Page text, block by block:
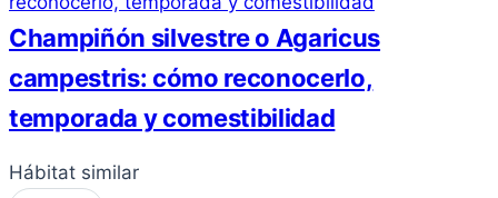
Champiñón silvestre o Agaricus
campestris: cómo reconocerlo,
temporada y comestibilidad
Hábitat similar